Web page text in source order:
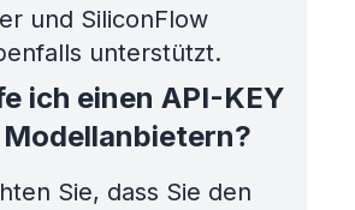
und SiliconFlow
unterstützt.
ich einen API-KEY
Sie, dass Sie den